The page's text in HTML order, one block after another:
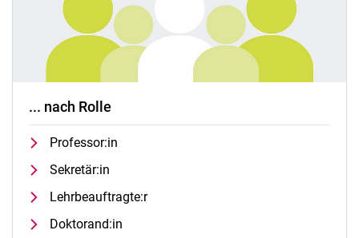
... nach Rolle
Professor:in
Sekretär:in
Lehrbeauftragte:r
Doktorand:in